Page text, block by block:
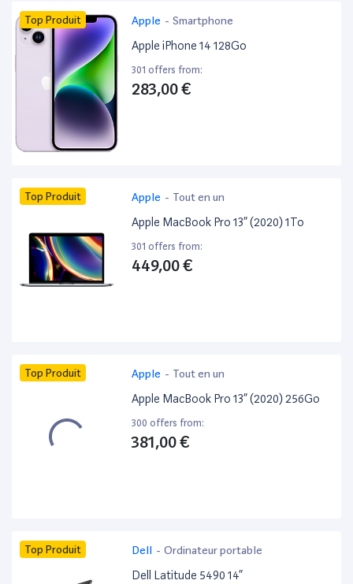
Top Produit Apple - Smartphone
Apple iPhone 14 128Go
301 offers from:
283,00 €
Top Produit Apple - Tout en un
Apple MacBook Pro 13” (2020) 1To
301 offers from:
449,00 €
Top Produit Apple - Tout en un
Apple MacBook Pro 13” (2020) 256Go
300 offers from:
381,00 €
Top Produit Dell - Ordinateur portable
Dell Latitude 5490 14”